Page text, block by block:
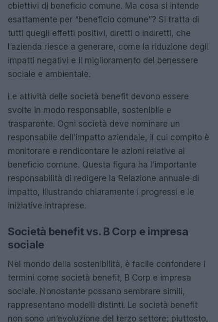
obiettivi di beneficio comune. Ma cosa si intende
esattamente per “beneficio comune”? Si tratta di
tutti quegli effetti positivi, diretti o indiretti, che
l’azienda riesce a generare, come la riduzione degli
impatti negativi e il miglioramento del benessere
sociale e ambientale.
Le attività delle società benefit devono essere
svolte in modo responsabile, sostenibile e
trasparente. Ogni società deve nominare un
responsabile dell’impatto aziendale, il cui compito è
monitorare e rendicontare le azioni relative al
beneficio comune. Questa figura ha l’importante
responsabilità di redigere la Relazione annuale di
impatto, illustrando chiaramente i progressi e le
iniziative intraprese.
Società benefit vs. B Corp e impresa
sociale
Nel mondo della sostenibilità, è facile confondere i
termini come società benefit, B Corp e impresa
sociale. Nonostante possano sembrare simili,
rappresentano modelli distinti. Le società benefit
non sono un’evoluzione del terzo settore; piuttosto,